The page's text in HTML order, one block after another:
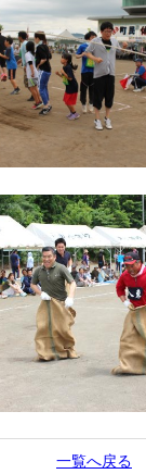
一覧へ戻る